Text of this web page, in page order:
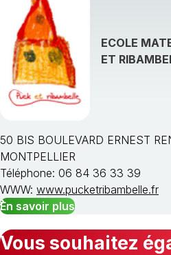
ECOLE
ET
50 BIS BOULEVARD ERNEST
MONTPELLIER
Téléphone: 06 84 36 33 39
WWW: www.pucketribambelle.fr
En savoir plus
Vous souhaitez